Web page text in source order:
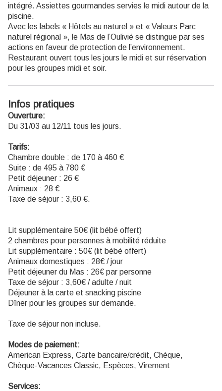
intégré. Assiettes gourmandes servies le midi autour de la
piscine.
Avec les labels « Hôtels au naturel » et « Valeurs Parc
naturel régional », le Mas de l’Oulivié se distingue par ses
actions en faveur de protection de l’environnement.
Restaurant ouvert tous les jours le midi et sur réservation
pour les groupes midi et soir.
Infos pratiques
Ouverture:
Du 31/03 au 12/11 tous les jours.
Tarifs:
Chambre double : de 170 à 460 €
Suite : de 495 à 780 €
Petit déjeuner : 26 €
Animaux : 28 €
Taxe de séjour : 3,60 €.
Lit supplémentaire 50€ (lit bébé offert)
2 chambres pour personnes à mobilité réduite
Lit supplémentaire : 50€ (lit bébé offert)
Animaux domestiques : 28€ / jour
Petit déjeuner du Mas : 26€ par personne
Taxe de séjour : 3,60€ / adulte / nuit
Déjeuner à la carte et snacking piscine
Dîner pour les groupes sur demande.
Taxe de séjour non incluse.
Modes de paiement:
American Express, Carte bancaire/crédit, Chèque,
Chèque-Vacances Classic, Espèces, Virement
Services: